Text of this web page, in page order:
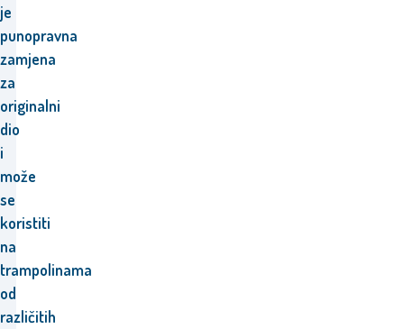
je
punopravna
zamjena
za
originalni
dio
i
može
se
koristiti
na
trampolinama
od
različitih